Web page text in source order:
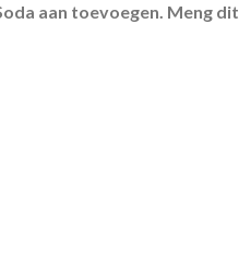
aan toevoegen. Meng dit